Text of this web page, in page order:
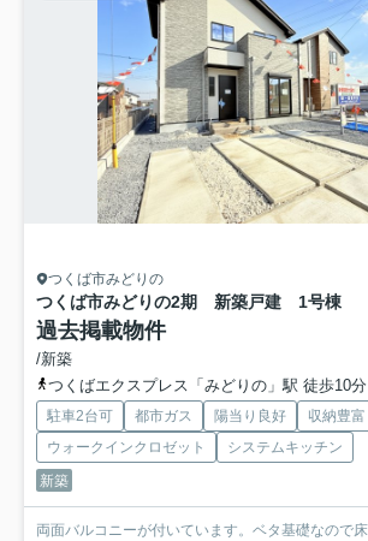
つくば市みどりの
つくば市みどりの2期 新築戸建 1号棟
過去掲載物件
/新築
つくばエクスプレス「みどりの」駅 徒歩10分
駐車2台可 都市ガス 陽当り良好
収納豊富
ウォークインクロゼット
システムキッチン
新築
両面バルコニーが付いています。ベタ基礎なので